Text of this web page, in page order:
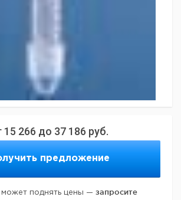
15 266 до 37 186 руб.
предложение
может поднять цены — запросите